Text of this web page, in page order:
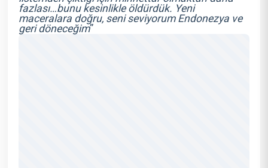
fazlası…bunu kesinlikle öldürdük. Yeni
maceralara doğru, seni seviyorum Endonezya ve
geri döneceğim”